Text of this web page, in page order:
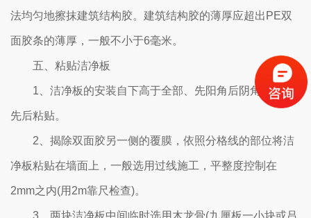
法均匀地擦抹建筑结构胶。建筑结构胶的薄厚应超出PE双
面胶条的薄厚，一般不小于6毫米。
五、粘贴洁净板
1、洁净板的安装自下高于全部、先阳角后阴角的顺序
先后粘贴。
2、揭除双面胶另一侧的覆膜，依照分格线的部位将洁
净板粘贴在墙面上，一般选用过线施工，平整度控制在
2mm之内(用2m靠尺检查)。
3、两块洁净板中间临时选用木龙骨(九厘板一小块或吕